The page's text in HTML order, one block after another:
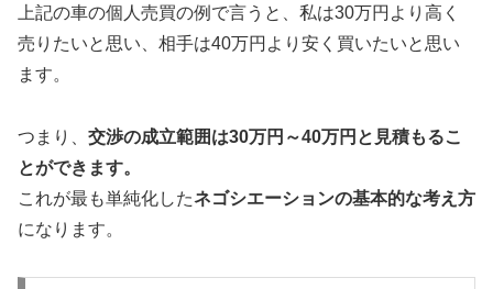
上記の車の個人売買の例で言うと、私は30万円より高く
売りたいと思い、相手は40万円より安く買いたいと思い
ます。
つまり、 交渉の成立範囲は30万円～40万円 と見積もるこ
とができます。
これが最も単純化したネゴシエーションの基本的な考え方
になります。